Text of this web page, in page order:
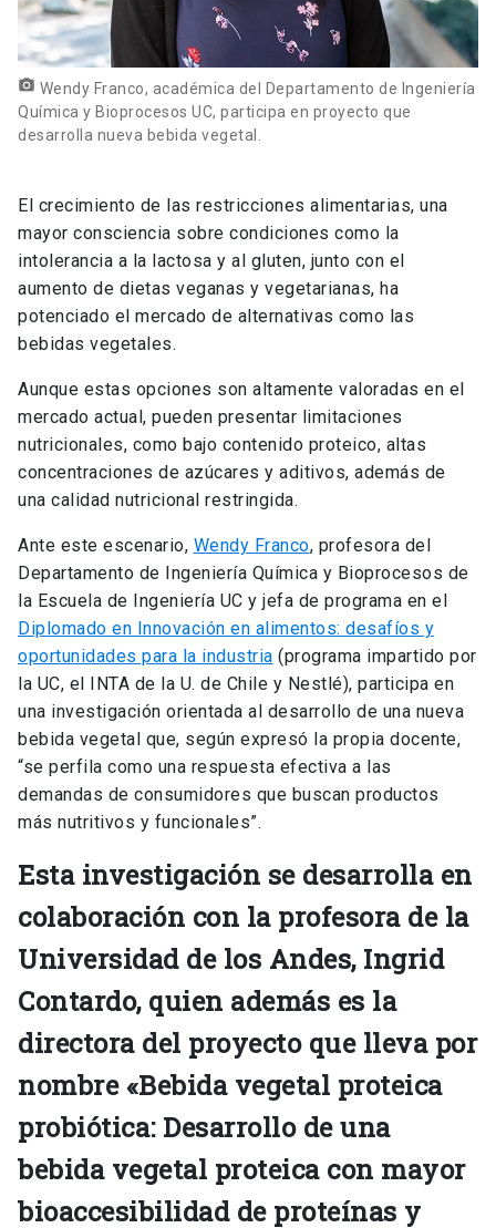
photo_camera Wendy Franco, académica del Departamento de Ingeniería
Química y Bioprocesos UC, participa en proyecto que
desarrolla nueva bebida vegetal.
El crecimiento de las restricciones alimentarias, una
mayor consciencia sobre condiciones como la
intolerancia a la lactosa y al gluten, junto con el
aumento de dietas veganas y vegetarianas, ha
potenciado el mercado de alternativas como las
bebidas vegetales.
Aunque estas opciones son altamente valoradas en el
mercado actual, pueden presentar limitaciones
nutricionales, como bajo contenido proteico, altas
concentraciones de azúcares y aditivos, además de
una calidad nutricional restringida.
Ante este escenario, Wendy Franco, profesora del
Departamento de Ingeniería Química y Bioprocesos de
la Escuela de Ingeniería UC y jefa de programa en el
Diplomado en Innovación en alimentos: desafíos y
oportunidades para la industria (programa impartido por
la UC, el INTA de la U. de Chile y Nestlé), participa en
una investigación orientada al desarrollo de una nueva
bebida vegetal que, según expresó la propia docente,
“se perfila como una respuesta efectiva a las
demandas de consumidores que buscan productos
más nutritivos y funcionales”.
Esta investigación se desarrolla en
colaboración con la profesora de la
Universidad de los Andes, Ingrid
Contardo, quien además es la
directora del proyecto que lleva por
nombre «Bebida vegetal proteica
probiótica: Desarrollo de una
bebida vegetal proteica con mayor
bioaccesibilidad de proteínas y